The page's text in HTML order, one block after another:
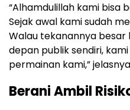
“Alhamdulillah kami bisa
Sejak awal kami sudah
Walau tekanannya
depan publik sendiri,
permainan kami,”
Berani Ambil